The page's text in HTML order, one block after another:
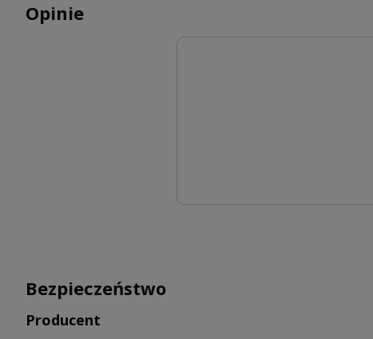
Opinie
Bezpieczeństwo
Producent